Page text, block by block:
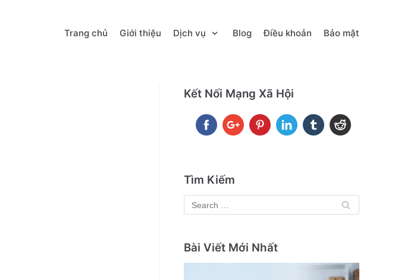
Trang chủ Giới thiệu Dịch vụ Blog Điều khoản Bảo mật
Kết Nối Mạng Xã Hội
Tìm Kiếm
Bài Viết Mới Nhất